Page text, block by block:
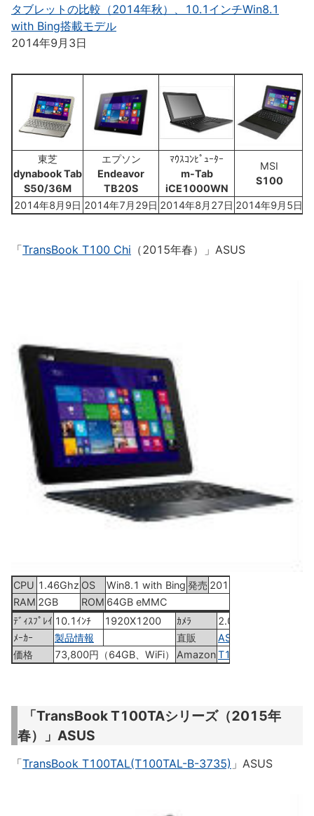
タブレットの比較（2014年秋）、10.1インチWin8.1
with Bing搭載モデル
2014年9月3日
東芝
dynabook Tab
S50/36M
エプソン
Endeavor
TB20S
ﾏｳｽｺﾝﾋﾟｭｰﾀｰ
m-Tab
iCE1000WN
MSI
S100
2014年8月9日 2014年7月29日 2014年8月27日 2014年9月5日
「TransBook T100 Chi （2015年春）」ASUS
CPU 1.46Ghz OS Win8.1 with Bing 発売 2015年2月21日
RAM 2GB ROM 64GB eMMC
ﾃﾞｨｽﾌﾟﾚｲ 10.1ｲﾝﾁ 1920X1200 ｶﾒﾗ
2.0MP
ﾒｰｶｰ
製品情報 直販
ASUS Shop
価格
73,800円（64GB、WiFi） AmazonT100CHI-3775S
「TransBook T100TAシリーズ（2015年
春）」ASUS
「TransBook T100TAL(T100TAL-B-3735) 」ASUS